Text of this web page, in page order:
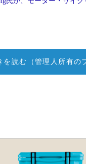
を読む（管理人所有の